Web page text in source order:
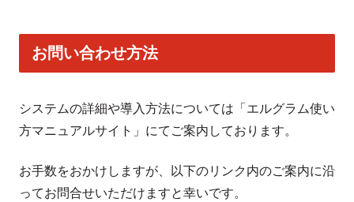
お問い合わせ方法
システムの詳細や導入方法については「エルグラム使い
方マニュアルサイト」にてご案内しております。
お手数をおかけしますが、以下のリンク内のご案内に沿
ってお問合せいただけますと幸いです。